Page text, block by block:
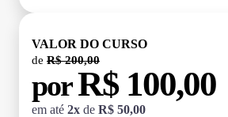
VALOR DO CURSO
de R$ 200,00
porR$ 100,00
em até 2x de R$ 50,00